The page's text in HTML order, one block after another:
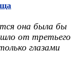
она была бы
шло от третьего
глазами